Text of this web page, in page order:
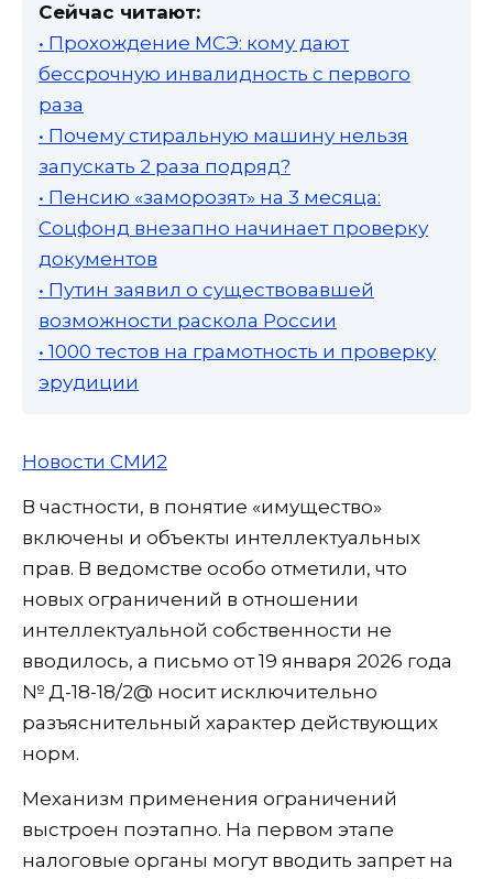
Сейчас читают:
• Прохождение МСЭ: кому дают
бессрочную инвалидность с первого
раза
• Почему стиральную машину нельзя
запускать 2 раза подряд?
• Пенсию «заморозят» на 3 месяца:
Соцфонд внезапно начинает проверку
документов
• Путин заявил о существовавшей
возможности раскола России
• 1000 тестов на грамотность и проверку
эрудиции
Новости СМИ2
В частности, в понятие «имущество»
включены и объекты интеллектуальных
прав. В ведомстве особо отметили, что
новых ограничений в отношении
интеллектуальной собственности не
вводилось, а письмо от 19 января 2026 года
№ Д-18-18/2@ носит исключительно
разъяснительный характер действующих
норм.
Механизм применения ограничений
выстроен поэтапно. На первом этапе
налоговые органы могут вводить запрет на